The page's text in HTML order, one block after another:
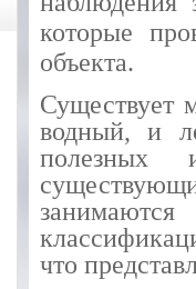
которые
объекта.
Существует
водный, и
полезных
что